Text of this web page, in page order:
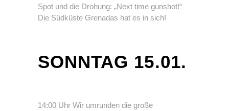
Spot und die Drohung: „Next time gunshot!“
Die Südküste Grenadas hat es in sich!
SONNTAG 15.01.
14:00 Uhr Wir umrunden die große